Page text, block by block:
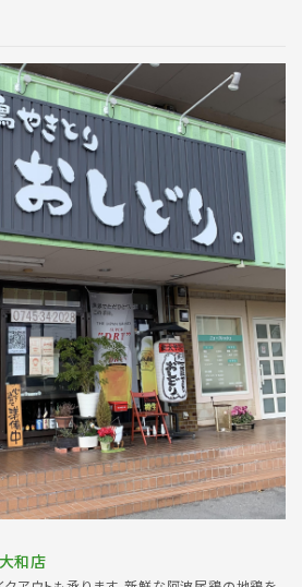
和店